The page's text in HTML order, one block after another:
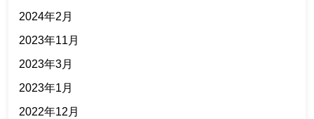
2024年2月
2023年11月
2023年3月
2023年1月
2022年12月